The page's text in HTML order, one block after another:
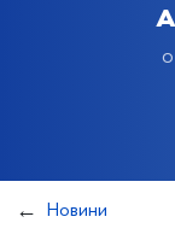
Новини